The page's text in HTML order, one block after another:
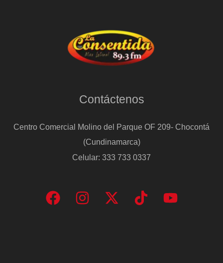
Contáctenos
Centro Comercial Molino del Parque OF 209- Chocontá
(Cundinamarca)
Celular: 333 733 0337